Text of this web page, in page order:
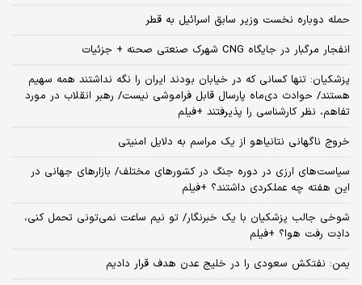
حمله دوباره نخست وزیر سابق اسرائیل به قطر
انفجار مرگبار در جایگاه CNG شهرک صنعتی صحنه + جزئیات
پزشکیان: تنها کسانی که در خیابان بودند ایران را نگه نداشتند همه سهیم
هستند/ حوادث دی‌ماه پارسال قابل فراموشی نیست/ رهبر انقلاب در مورد
تفاهم، نظر کارشناسی را پذیرفتند +فیلم
خروج ناگهانی نتانیاهو از یک مراسم به دلایل امنیتی
سیاست‌های ارزی در دوره جنگ در کشورهای مختلف/ بازارهای جهانی در
این هفته چه عملکردی داشتند؟ +فیلم
شوخی جالب پزشکیان با یک خبرنگار/ تو نیم ساعت نمی‌تونی تحمل کنی،
دادِت رفت هوا؟ +فیلم
یمن: نفتکش سعودی را در خلیج عدن هدف قرار دادیم